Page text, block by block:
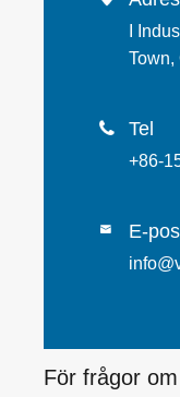
I
Town,
 Tel
+86-
 E-
För frågor